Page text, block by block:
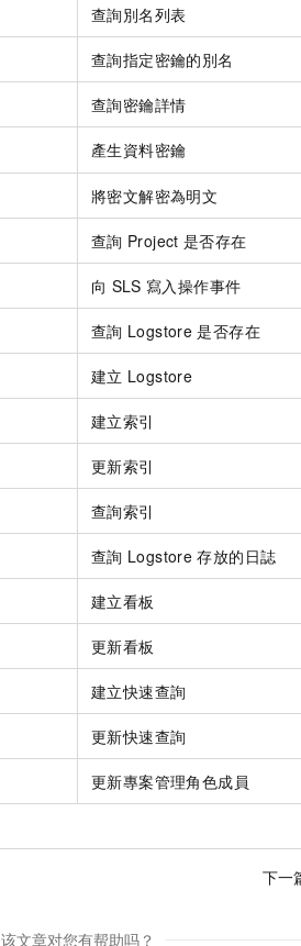
查詢別名列表
查詢指定密鑰的別名
查詢密鑰詳情
產生資料密鑰
將密文解密為明文
查詢 Project 是否存在
向 SLS 寫入操作事件
查詢 Logstore 是否存在
建立 Logstore
建立索引
更新索引
查詢索引
查詢 Logstore 存放的日誌
建立看板
更新看板
建立快速查詢
更新快速查詢
更新專案管理角色成員
下一
该文章对您有帮助吗？